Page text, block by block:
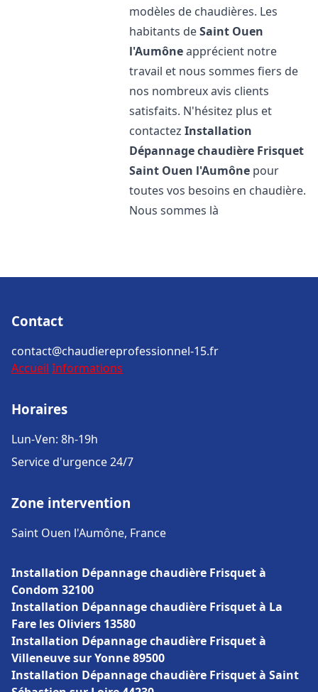
modèles de chaudières. Les
habitants deSaint Ouen
l'Aumôneapprécient notre
travail et nous sommes fiers de
nos nombreux avis clients
satisfaits. N'hésitez plus et
contactezInstallation
Dépannage chaudière Frisquet
Saint Ouen l'Aumône pour
toutes vos besoins en chaudière.
Nous sommes là
Contact
contact@chaudiereprofessionnel-15.fr
Accueil Informations
Horaires
Lun-Ven: 8h-19h
Service d'urgence 24/7
Zone intervention
Saint Ouen l'Aumône, France
Installation Dépannage chaudière Frisquet à
Condom 32100
Installation Dépannage chaudière Frisquet à La
Fare les Oliviers 13580
Installation Dépannage chaudière Frisquet à
Villeneuve sur Yonne 89500
Installation Dépannage chaudière Frisquet à Saint